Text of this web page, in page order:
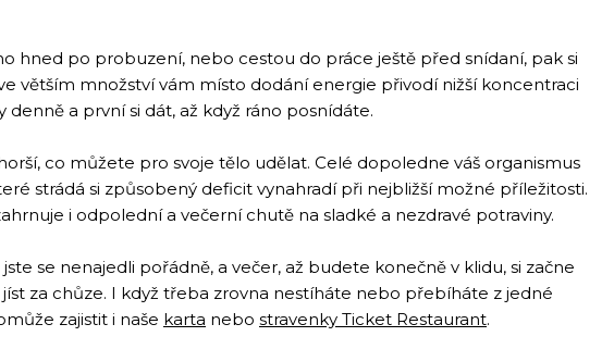
hned po probuzení, nebo cestou do práce ještě před snídaní, pak si
větším množství vám místo dodání energie přivodí nižší koncentraci
a první si dát, až když ráno posnídáte.
co můžete pro svoje tělo udělat. Celé dopoledne váš organismus
strádá si způsobený deficit vynahradí při nejbližší možné příležitosti.
i odpolední a večerní chutě na sladké a nezdravé potraviny.
se nenajedli pořádně, a večer, až budete konečně v klidu, si začne
za chůze. I když třeba zrovna nestíháte nebo přebíháte z jedné
zajistit i naše karta nebo stravenky Ticket Restaurant.